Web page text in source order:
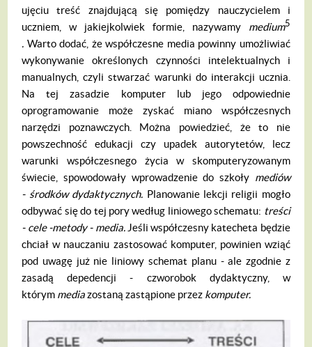
ujęciu treść znaj­dującą się pomiędzy nauczycielem i
uczniem, w jakiejkolwiek formie, nazywamy medium5
. Warto dodać, że współczesne media powinny umożliwiać
wykonywanie określonych czyn­ności intelektualnych i
manualnych, czyli stwarzać warunki do interakcji ucznia.
Na tej zasadzie komputer lub jego odpowiednie
oprogramowanie może zyskać miano współ­czesnych
narzędzi poznawczych. Można powiedzieć, że to nie
powszechność edukacji czy upadek autorytetów, lecz
warunki współ­czesnego życia w skomputeryzowanym
świe­cie, spowodowały wprowadzenie do szkoły mediów
- środków dydaktycznych. Planowa­nie lekcji religii mogło
odbywać się do tej po­ry według liniowego schematu: treści
- cele -metody - media. Jeśli współczesny kateche­ta będzie
chciał w nauczaniu zastosować komputer, powinien wziąć
pod uwagę już nie liniowy schemat planu - ale zgodnie z
zasadą depedencji - czworobok dydak­tyczny, w
którym mediazostaną zastąpione przez komputer.